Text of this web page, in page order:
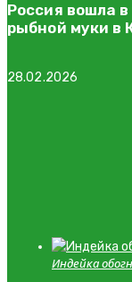
Россия вошла
рыбной муки в
28.02.2026
Индейка